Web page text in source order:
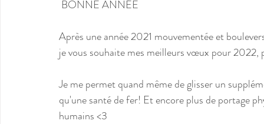
BONNE ANNÉE
Après une année 2021 mouvementée et
je vous souhaite mes meilleurs vœux pour 2022,
Je me permet quand même de glisser un
qu'une santé de fer! Et encore plus de portage
humains <3